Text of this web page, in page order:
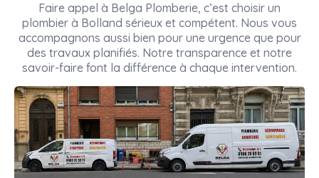
Faire appel à Belga Plomberie, c’est choisir un
plombier à Bolland sérieux et compétent. Nous vous
accompagnons aussi bien pour une urgence que pour
des travaux planifiés. Notre transparence et notre
savoir-faire font la différence à chaque intervention.